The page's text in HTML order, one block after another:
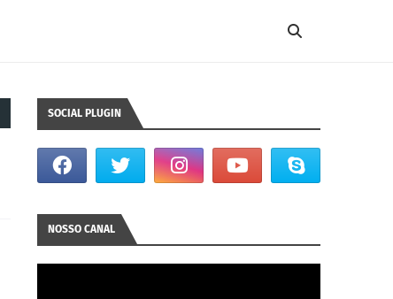
SOCIAL PLUGIN
NOSSO CANAL